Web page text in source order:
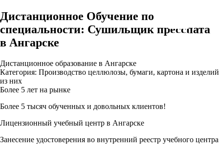
Дистанционное Обучение по
специальности: Сушильщик пресспата
в Ангарске
Дистанционное образование в Ангарске
Категория: Производство целлюлозы, бумаги, картона и изделий
из них
Более 5 лет на рынке
Более 5 тысяч обученных и довольных клиентов!
Лицензионный учебный центр в Ангарске
Занесение удостоверения во внутренний реестр учебного центра